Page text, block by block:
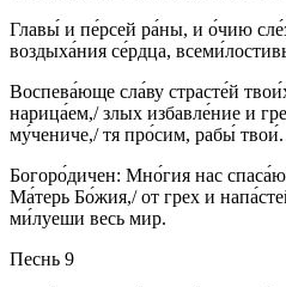
Главы́ и пе́рсей ра́ны, и о́чию
воздыха́ния се́рдца,
Воспева́юще сла́ву страсте́й
нарица́ем,/ злых избавле́ние и
му́чениче,/ тя про́сим, рабы́ твои́.
Богоро́дичен: Мно́гия нас
Ма́терь Бо́жия,/ от грех и
ми́луеши весь мир.
Песнь 9